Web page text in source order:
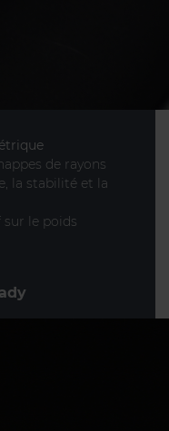
de rayons
la stabilité et la
le poids